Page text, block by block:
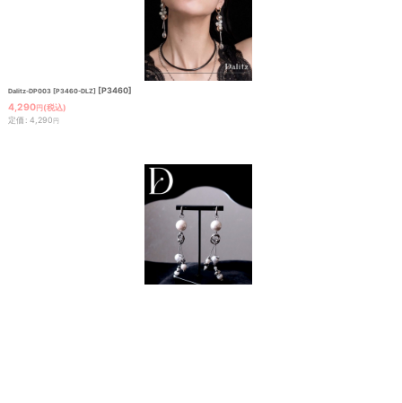
Dalitz-DP003 [P3460-DLZ] [P3460]
4,290円 (税込)
定価 : 4,290円